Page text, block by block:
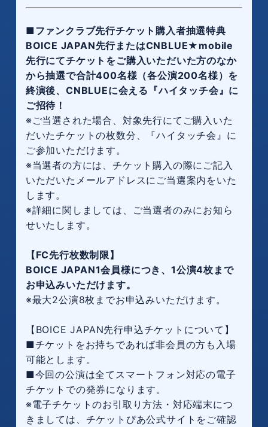
■ファンクラブ先行チケット購入者抽選特典
BOICE JAPAN先行またはCNBLUE★mobile
先行にてチケットをご購入いただいた方のなか
から抽選で合計400名様（各公演200名様）を
終演後、CNBLUEに会える『ハイタッチ会』に
ご招待！
※ご当選された場合、対象先行にてご購入いた
だいたチケットの枚数分、『ハイタッチ会』に
ご参加いただけます。
※当選者の方には、チケット購入の際にご記入
いただいたメールアドレスにご当選案内をいた
します。
※詳細に関しましては、ご当選者のみにお知ら
せいたします。
【FC先行枚数制限】
BOICE JAPAN1会員様につき、1公演4枚まで
お申込みいただけます。
※最大2公演8枚までお申込みいただけます。
【BOICE JAPAN先行申込チケットについて】
■チケットをお持ちであれば非会員の方も入場
可能とします。
■今回の公演は全てスマートフォン対応の電子
チケットでの発券になります。
※電子チケットのお引取り方法・対応端末につ
きましては、チケットぴあ公式サイトをご確認